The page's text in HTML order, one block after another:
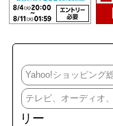
Yahoo!ショッピング
テレビ、オーディオ
リー